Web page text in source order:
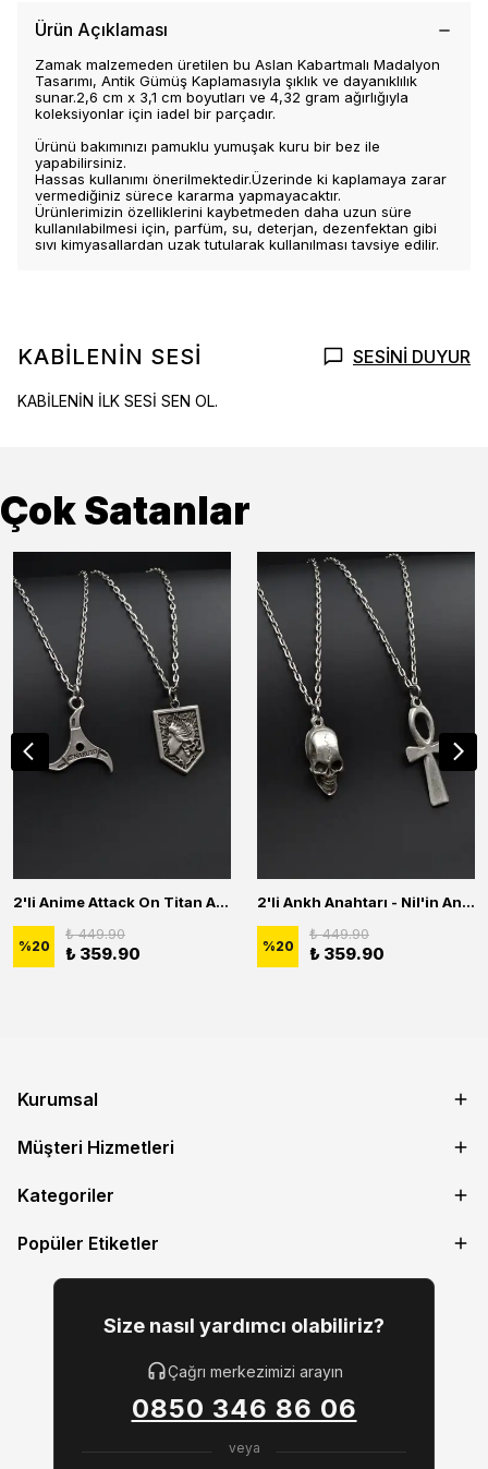
Ürün Açıklaması
Zamak malzemeden üretilen bu Aslan Kabartmalı Madalyon
Tasarımı, Antik Gümüş Kaplamasıyla şıklık ve dayanıklılık
sunar.2,6 cm x 3,1 cm boyutları ve 4,32 gram ağırlığıyla
koleksiyonlar için iadel bir parçadır.
Ürünü bakımınızı pamuklu yumuşak kuru bir bez ile
yapabilirsiniz.
Hassas kullanımı önerilmektedir.Üzerinde ki kaplamaya zarar
vermediğiniz sürece kararma yapmayacaktır.
Ürünlerimizin özelliklerini kaybetmeden daha uzun süre
kullanılabilmesi için, parfüm, su, deterjan, dezenfektan gibi
sıvı kimyasallardan uzak tutularak kullanılması tavsiye edilir.
KABİLENİN SESİ SESİNİ DUYUR
KABİLENİN İLK SESİ SEN OL.
Çok Satanlar
2'li Anime Attack On Titan Acrylic Maria Anime Naruto Erkek Kadın Kolye Seti
%20
₺ 449.90
₺ 359.90
2'li Ankh Anahtarı - Nil'in Anahtarı - Kuru Kafa Erkek Kadın Kolye Seti
%20
₺ 449.90
₺ 359.90
Kurumsal
Müşteri Hizmetleri
Kategoriler
Popüler Etiketler
Size nasıl yardımcı olabiliriz?
Çağrı merkezimizi arayın
0850 346 86 06